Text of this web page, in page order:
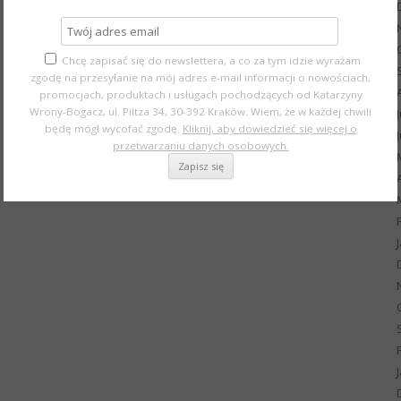
Chcę zapisać się do newslettera, a co za tym idzie wyrażam
zgodę na przesyłanie na mój adres e-mail informacji o nowościach,
promocjach, produktach i usługach pochodzących od Katarzyny
Wrony-Bogacz, ul. Piltza 34, 30-392 Kraków. Wiem, że w każdej chwili
będę mógł wycofać zgodę. Kliknij, aby dowiedzieć się więcej o
przetwarzaniu danych osobowych.